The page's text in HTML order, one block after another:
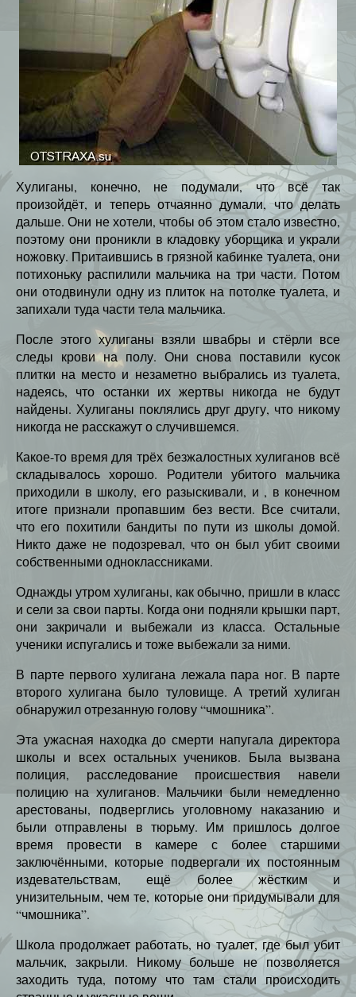
Хулиганы, конечно, не подумали, что всё так
произойдёт, и теперь отчаянно думали, что делать
дальше. Они не хотели, чтобы об этом стало известно,
поэтому они проникли в кладовку уборщика и украли
ножовку. Притаившись в грязной кабинке туалета, они
потихоньку распилили мальчика на три части. Потом
они отодвинули одну из плиток на потолке туалета, и
запихали туда части тела мальчика.
После этого хулиганы взяли швабры и стёрли все
следы крови на полу. Они снова поставили кусок
плитки на место и незаметно выбрались из туалета,
надеясь, что останки их жертвы никогда не будут
найдены. Хулиганы поклялись друг другу, что никому
никогда не расскажут о случившемся.
Какое-то время для трёх безжалостных хулиганов всё
складывалось хорошо. Родители убитого мальчика
приходили в школу, его разыскивали, и , в конечном
итоге признали пропавшим без вести. Все считали,
что его похитили бандиты по пути из школы домой.
Никто даже не подозревал, что он был убит своими
собственными одноклассниками.
Однажды утром хулиганы, как обычно, пришли в класс
и сели за свои парты. Когда они подняли крышки парт,
они закричали и выбежали из класса. Остальные
ученики испугались и тоже выбежали за ними.
В парте первого хулигана лежала пара ног. В парте
второго хулигана было туловище. А третий хулиган
обнаружил отрезанную голову “чмошника”.
Эта ужасная находка до смерти напугала директора
школы и всех остальных учеников. Была вызвана
полиция, расследование происшествия навели
полицию на хулиганов. Мальчики были немедленно
арестованы, подверглись уголовному наказанию и
были отправлены в тюрьму. Им пришлось долгое
время провести в камере с более старшими
заключёнными, которые подвергали их постоянным
издевательствам, ещё более жёстким и
унизительным, чем те, которые они придумывали для
“чмошника”.
Школа продолжает работать, но туалет, где был убит
мальчик, закрыли. Никому больше не позволяется
заходить туда, потому что там стали происходить